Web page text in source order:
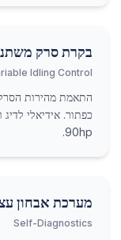
בקרת סרק
Idling Control
90hp.
מערכת אבחון
Self-Diagnostics